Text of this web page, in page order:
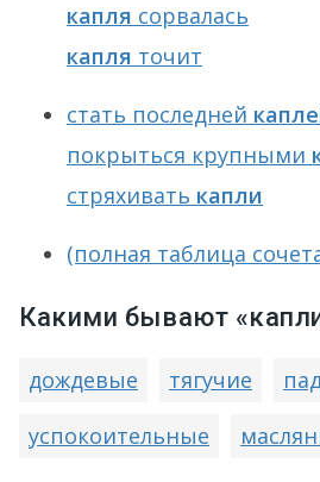
капля сорвалась
капля точит
стать последней
покрыться крупными
стряхивать капли
(полная таблица
Какими бывают
дождевые тягучие
успокоительные